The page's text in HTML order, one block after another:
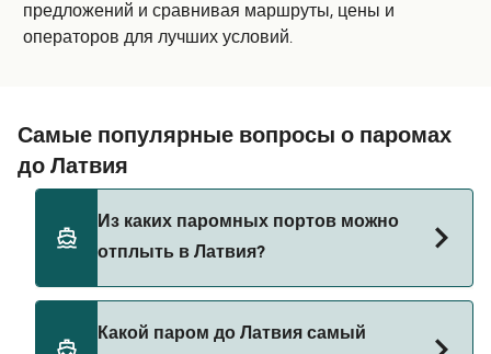
предложений и сравнивая маршруты, цены и
операторов для лучших условий.
Самые популярные вопросы о паромах
до Латвия
Из каких паромных портов можно
отплыть в Латвия?
Какой паром до Латвия самый